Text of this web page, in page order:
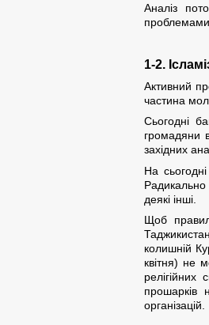
Аналіз
1-2.
Активний
частина
Сьогодні
громадяни
західних
На
Радикально
деякі інші.
Щоб
колишній
квітня) не
релігійних
прошарків
організацій.